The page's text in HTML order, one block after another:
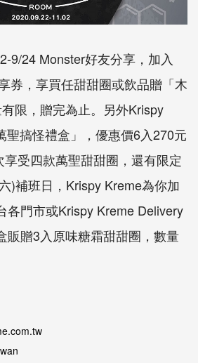
9/24 Monster好友分享，加入
券，享買任甜甜圈或飲品贈「木
限，贈完為止。另外Krispy
聖搞怪禮盒」，優惠價6入270元
享受四款萬聖甜甜圈，還有限定
)補班日，Krispy Kreme為你加
各門市或Krispy Kreme Delivery
販贈3入原味糖霜甜甜圈，數量